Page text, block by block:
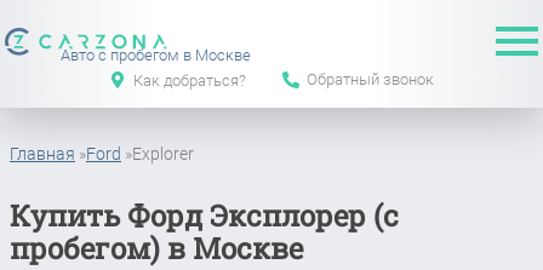
Авто с пробегом в Москве
Как добраться?
Обратный звонок
Главная »Ford »Explorer
Купить Форд Эксплорер (с
пробегом) в Москве